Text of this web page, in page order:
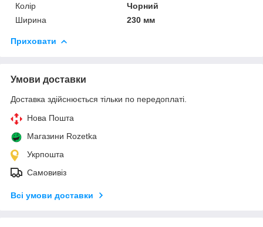
Колір
Чорний
Ширина
230 мм
Приховати
Умови доставки
Доставка здійснюється тільки по передоплаті.
Нова Пошта
Магазини Rozetka
Укрпошта
Самовивіз
Всі умови доставки